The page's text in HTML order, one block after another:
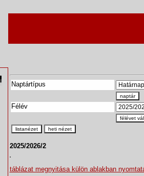
Naptártípus
naptár
Félév
félévet
listanézet
heti nézet
2025/2026/2
táblázat megnyitása külön ablakban